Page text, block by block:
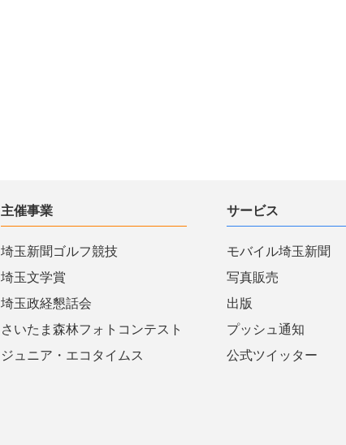
主催事業
埼玉新聞ゴルフ競技
埼玉文学賞
埼玉政経懇話会
さいたま森林フォトコンテスト
ジュニア・エコタイムス
サービス
モバイル埼玉新聞
写真販売
出版
プッシュ通知
公式ツイッター